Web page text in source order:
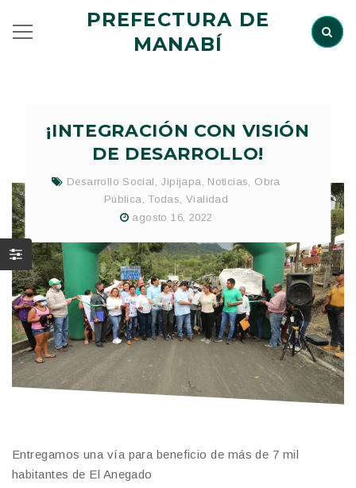
PREFECTURA DE
MANABÍ
¡INTEGRACIÓN CON VISIÓN
DE DESARROLLO!
Desarrollo Social , Jipijapa, Noticias, Obra
Pública, Todas,Vialidad
agosto 16, 2022
Entregamos una vía para beneficio de más de 7 mil
habitantes de El Anegado